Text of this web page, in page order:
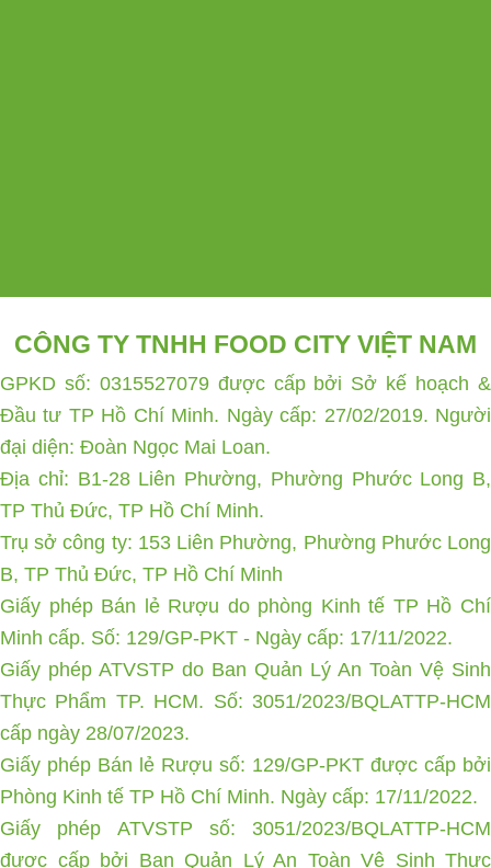
CÔNG TY TNHH FOOD CITY VIỆT NAM
GPKD số: 0315527079 được cấp bởi Sở kế hoạch &
Đầu tư TP Hồ Chí Minh. Ngày cấp: 27/02/2019. Người
đại diện: Đoàn Ngọc Mai Loan.
Địa chỉ: B1-28 Liên Phường, Phường Phước Long B,
TP Thủ Đức, TP Hồ Chí Minh.
Trụ sở công ty: 153 Liên Phường, Phường Phước Long
B, TP Thủ Đức, TP Hồ Chí Minh
Giấy phép Bán lẻ Rượu do phòng Kinh tế TP Hồ Chí
Minh cấp. Số: 129/GP-PKT - Ngày cấp: 17/11/2022.
Giấy phép ATVSTP do Ban Quản Lý An Toàn Vệ Sinh
Thực Phẩm TP. HCM. Số: 3051/2023/BQLATTP-HCM
cấp ngày 28/07/2023.
Giấy phép Bán lẻ Rượu số: 129/GP-PKT được cấp bởi
Phòng Kinh tế TP Hồ Chí Minh. Ngày cấp: 17/11/2022.
Giấy phép ATVSTP số: 3051/2023/BQLATTP-HCM
được cấp bởi Ban Quản Lý An Toàn Vệ Sinh Thực